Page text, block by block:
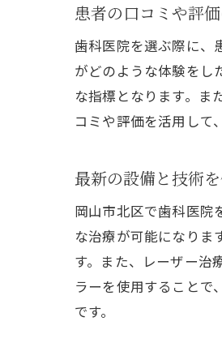
患者の口コミや評
歯科医院を選ぶ際に、
がどのような体験をし
な指標となります。ま
コミや評価を活用して
最新の設備と技術
岡山市北区で歯科医院
な治療が可能になりま
す。また、レーザー治
ラーを使用することで
です。